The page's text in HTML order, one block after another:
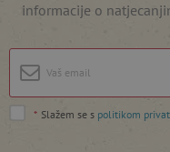
informacije o
* Slažem se s politikom